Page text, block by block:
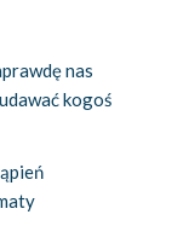
nas
kogoś